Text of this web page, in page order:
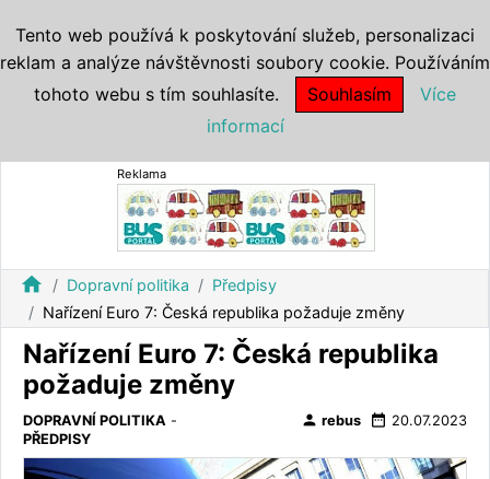
Reklama
home Dopravní politika
Předpisy
Nařízení Euro 7: Česká republika požaduje změny
Nařízení Euro 7: Česká republika
požaduje změny
DOPRAVNÍ POLITIKA -
PŘEDPISY
person rebus date_range 20.07.2023
Tento web používá k poskytování služeb, personalizaci
reklam a analýze návštěvnosti soubory cookie. Používáním
tohoto webu s tím souhlasíte.
Souhlasím
Více
informací